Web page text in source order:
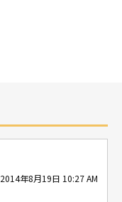
2014年8月19日 10:27 AM